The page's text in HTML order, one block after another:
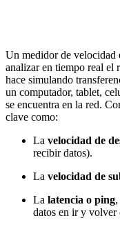
Un medidor de velocidad
analizar en tiempo real el
hace simulando
un computador, tablet,
se encuentra en la red.
clave como:
La velocidad de
recibir datos).
La velocidad de
La latencia o ping
datos en ir y volver